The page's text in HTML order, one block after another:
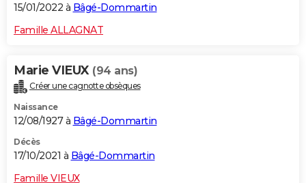
15/01/2022 à Bâgé-Dommartin
Famille ALLAGNAT
Marie VIEUX (94 ans)
Créer une cagnotte obsèques
Naissance
12/08/1927 à Bâgé-Dommartin
Décès
17/10/2021 à Bâgé-Dommartin
Famille VIEUX